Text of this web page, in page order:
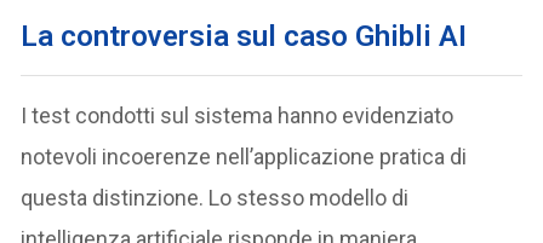
La controversia sul caso Ghibli AI
I test condotti sul sistema hanno evidenziato
notevoli incoerenze nell’applicazione pratica di
questa distinzione. Lo stesso modello di